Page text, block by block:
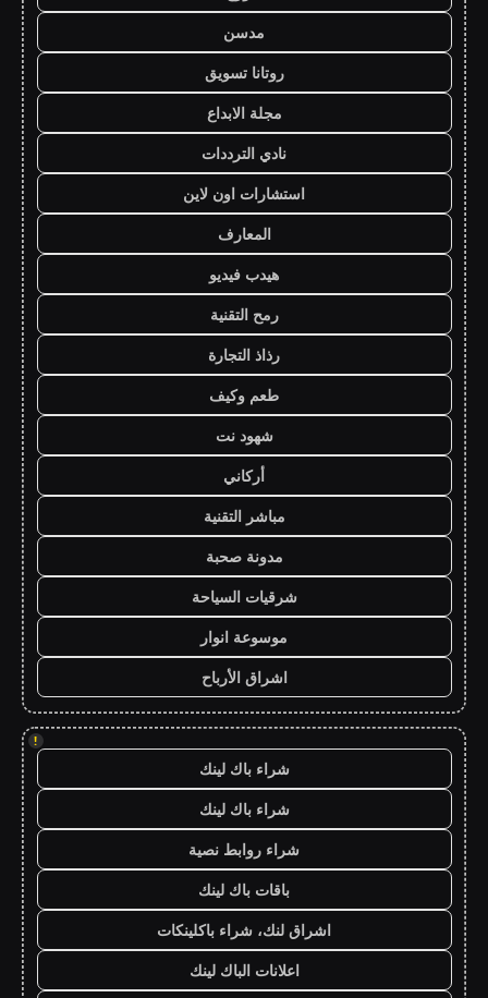
مدسن
روتانا تسويق
مجلة الابداع
نادي الترددات
استشارات اون لاين
المعارف
هيدب فيديو
رمح التقنية
رذاذ التجارة
طعم وكيف
شهود نت
أركاني
مباشر التقنية
مدونة صحبة
شرقيات السياحة
موسوعة انوار
اشراق الأرباح
!
شراء باك لينك
شراء باك لينك
شراء روابط نصية
باقات باك لينك
اشراق لنك، شراء باكلينكات
اعلانات الباك لينك